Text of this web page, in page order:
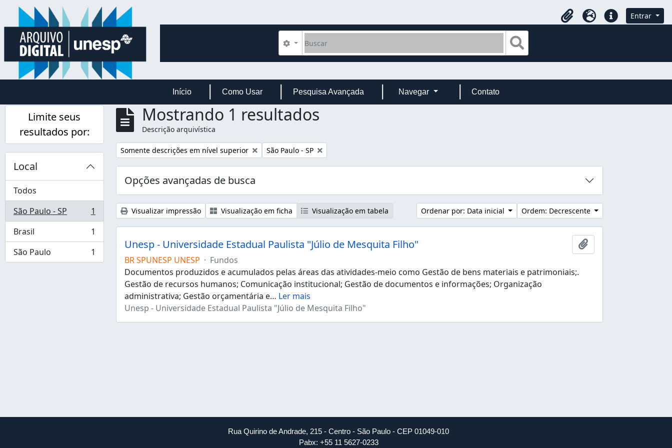
Skip to main content
Área de Transferência
IdiomaAtalhos Entrar
Buscar
Opções de busca
Início Como Usar Pesquisa Avançada Navegar Contato
Limite seus
resultados por:
Local
Todos
São Paulo - SP
, 1 resultados
1
Brasil
, 1 resultados
1
São Paulo
, 1 resultados 1
Mostrando 1 resultados
Descrição arquivística
Remover filtro:
Somente descrições em nível superior Remover filtro:
São Paulo - SP
Opções avançadas de busca
Visualizar impressão Visualização em ficha Visualização em tabela Ordenar por: Data inicial Ordem: Decrescente
Unesp - Universidade Estadual Paulista "Júlio de Mesquita Filho"
Adicionar a área de
BR SPUNESP UNESP · Fundos
Documentos produzidos e acumulados pelas áreas das atividades-meio como Gestão de bens materiais e patrimoniais;.
Gestão de recursos humanos; Comunicação institucional; Gestão de documentos e informações; Organização
administrativa; Gestão orçamentária e… Ler mais
Unesp - Universidade Estadual Paulista "Júlio de Mesquita Filho"
Rua Quirino de Andrade, 215 - Centro - São Paulo - CEP 01049-010
Pabx: +55 11 5627-0233